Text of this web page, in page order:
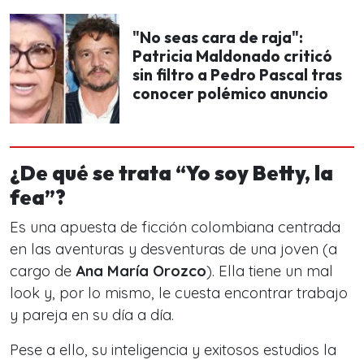
"No seas cara de raja":
Patricia Maldonado criticó
sin filtro a Pedro Pascal tras
conocer polémico anuncio
¿De qué se trata “Yo soy Betty, la
fea”?
Es una apuesta de ficción colombiana centrada
en las aventuras y desventuras de una joven (a
cargo de Ana María Orozco). Ella tiene un mal
look y, por lo mismo, le cuesta encontrar trabajo
y pareja en su día a día.
Pese a ello, su inteligencia y exitosos estudios la